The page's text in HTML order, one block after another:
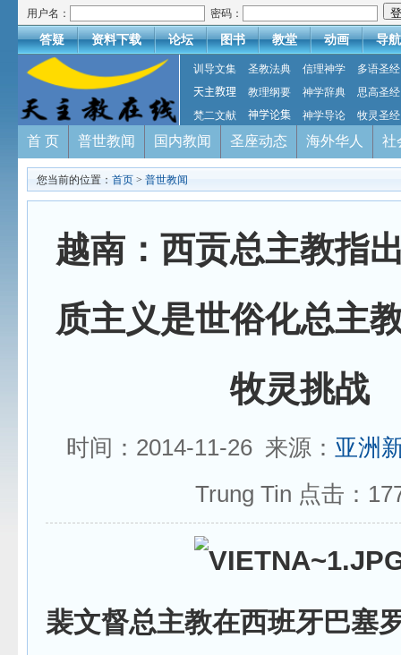
用户名： 密码：
答疑 资料下载 论坛 图书 教堂 动画 导航
训导文集 圣教法典 信理神学
多语圣经
天主教理
教理纲要 神学辞典
思高圣经
梵二文献
神学论集 神学导论 牧灵圣经
首 页 普世教闻 国内教闻 圣座动态 海外华人 社
您当前的位置： 首页 > 普世教闻
越南：西贡总主教指
质主义是世俗化总主
牧灵挑战
时间：2014-11-26 来源： 亚洲
Trung Tin 点击：
裴文督总主教在西班牙巴塞